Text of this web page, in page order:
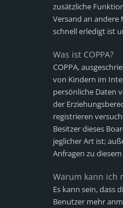
zusätzliche
Versand an
schnell erledigt ist
Was ist COPPA?
COPPA,
von Kindern im
persönliche Daten
der
registrieren
Besitzer dieses
jeglicher Art ist;
Anfragen zu
Warum kann ich
Es kann sein, dass
Benutzer mehr